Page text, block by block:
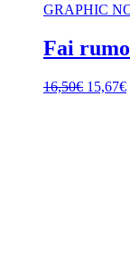
GRAPHIC
Fai
16,50€ Il15,67€Il